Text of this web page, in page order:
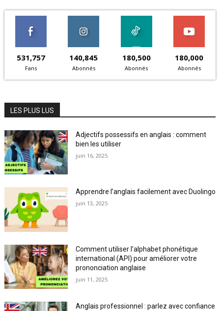
531,757
Fans
140,845
Abonnés
180,500
Abonnés
180,000
Abonnés
LES PLUS LUS
Adjectifs possessifs en anglais : comment
bien les utiliser
juin 16, 2025
Apprendre l’anglais facilement avec Duolingo
juin 13, 2025
Comment utiliser l’alphabet phonétique
international (API) pour améliorer votre
prononciation anglaise
juin 11, 2025
Anglais professionnel : parlez avec confiance